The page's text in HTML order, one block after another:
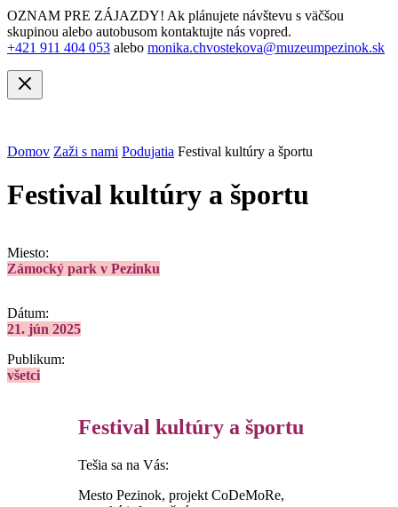
OZNAM PRE ZÁJAZDY! Ak plánujete návštevu s väčšou
skupinou alebo autobusom kontaktujte nás vopred.
+421 911 404 053 alebo monika.chvostekova@muzeumpezinok.sk
Domov Zaži s nami Podujatia Festival kultúry a športu
Festival kultúry a športu
Miesto:
Zámocký park v Pezinku
Dátum:
21. jún 2025
Publikum:
všetci
Festival kultúry a športu
Tešia sa na Vás:
Mesto Pezinok, projekt CoDeMoRe,